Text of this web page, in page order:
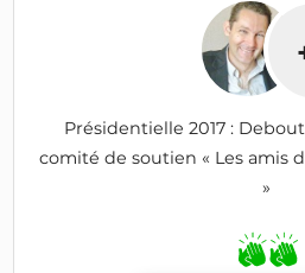
Présidentielle 2017 :
comité de soutien « Les amis
»